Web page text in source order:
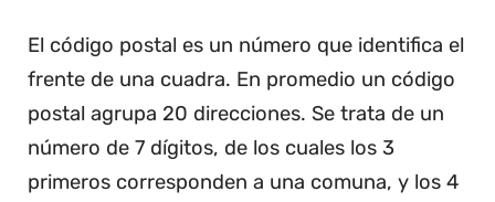
El código postal es un número que identifica el
frente de una cuadra. En promedio un código
postal agrupa 20 direcciones. Se trata de un
número de 7 dígitos, de los cuales los 3
primeros corresponden a una comuna, y los 4